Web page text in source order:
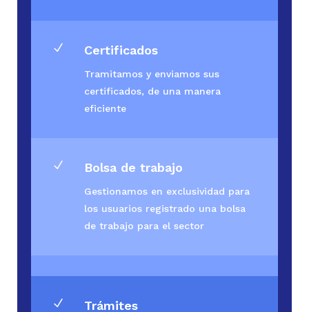
N Certificados
Tramitamos y enviamos sus
certificados, de una manera
eficiente
N Bolsa de trabajo
Gestionamos en exclusividad para
los usuarios registrado una bolsa
de trabajo para el sector
N Trámites